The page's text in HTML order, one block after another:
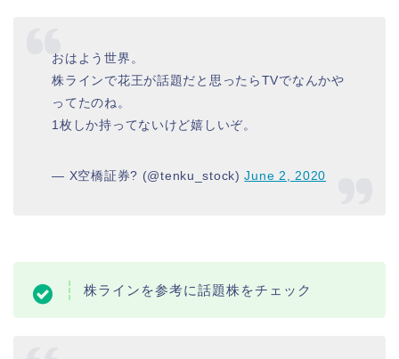
おはよう世界。
株ラインで花王が話題だと思ったらTVでなんかや
ってたのね。
1枚しか持ってないけど嬉しいぞ。
— X空橋証券? (@tenku_stock)June 2, 2020
株ラインを参考に話題株をチェック